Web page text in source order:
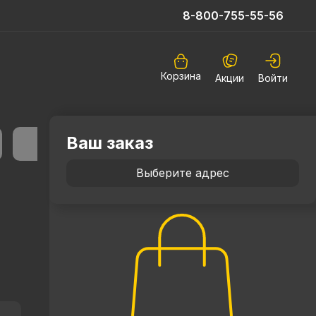
8-800-755-55-56
Корзина Акции Войти
Ваш заказ
Выберите адрес